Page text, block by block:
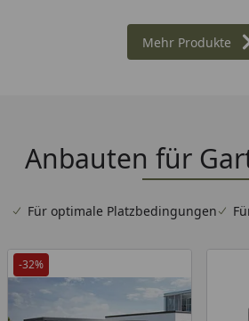
Mehr Produkte
Anbauten für
Für optimale Platzbedingungen
-32%